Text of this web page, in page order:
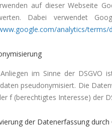
auf dieser Webseite
Dabei verwendet
analytics/terms/
im Sinne der DSGVO
pseudonymisiert. Die
f (berechtigtes Interesse) der
der Datenerfassung durch